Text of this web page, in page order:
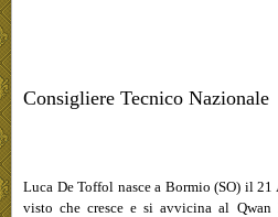
Consigliere Tecnico Nazionale
Luca De Toffol nasce a Bormio (SO) il 21
visto che cresce e si avvicina al